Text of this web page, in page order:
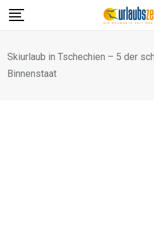
Skip
Skiurlaub in Tschechien – 5 der
Binnenstaat